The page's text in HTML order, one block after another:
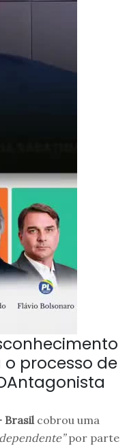
processo de
Brasil cobrou uma
por parte